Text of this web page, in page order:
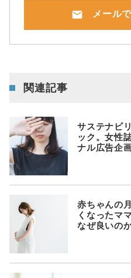
mail メール
関連記事
サステナビ
ック。女性
ナル広告企
赤ちゃんの
くなったマ
なぜ良いの